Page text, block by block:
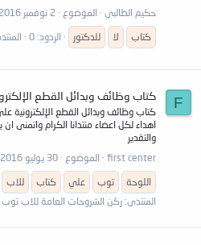
حكيم الطالبي
الموضوع 2 نوفمبر 2016
كتاب
لا للدكتور الردود: 0
F كتاب وظائف وبدائل القطع
كتاب وظائف وبدائل القطع الإلكترونية
اهداء لكل اعضاء منتدانا الكرام واتمنى
والتقدير
first center
الموضوع 30 يوليو 2016
اللوحة
توب علي كتاب للاب
المنتدى: ركن الشروحات العامة للاب توب